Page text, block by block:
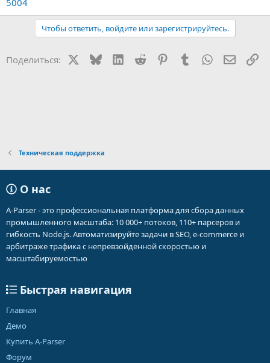
5004
Чтобы ответить, войдите или зарегистрируйтесь.
Поделиться: BlueskyLinkedIn
Reddit PinterestTumblr WhatsApp
Техническая поддержка
О нас
A-Parser - это профессиональная платформа для сбора данных
промышленного масштаба: 10 000+ потоков, 110+ парсеров и
гибкость Node.js. Автоматизируйте задачи в SEO, e-commerce и
арбитраже трафика с непревзойденной скоростью и
масштабируемостью
Быстрая навигация
Главная
Демо
Купить A-Parser
Форум